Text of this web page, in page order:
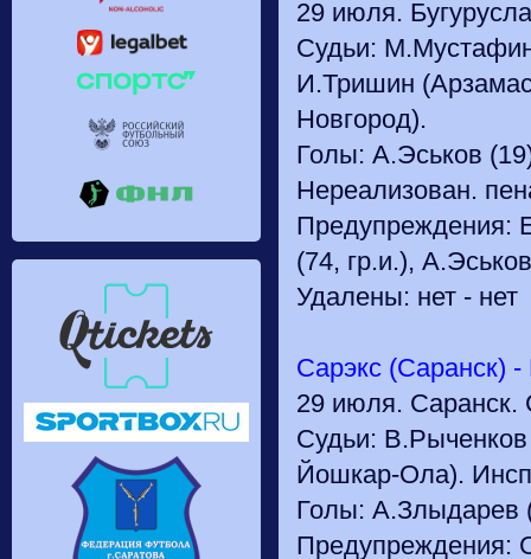
29 июля.
Судьи:
И.Тришин
Новгород).
Голы: А.Эськов
Нереализован.
Предупреждения:
(74, гр.и.),
Удалены: нет - нет
Сарэкс (Саранск)
29 июля. Саранск.
Судьи:
Йошкар-Ола).
Голы: А.Злыдарев
Предупреждения: